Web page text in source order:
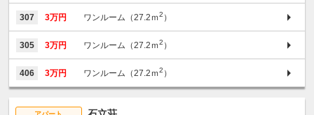
307 3万円 ワンルーム（27.2ｍ2 ）
305 3万円 ワンルーム（27.2ｍ2 ）
406 3万円 ワンルーム（27.2ｍ2 ）